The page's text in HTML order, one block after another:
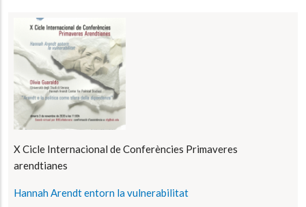
X Cicle Internacional de Conferències Primaveres
arendtianes
Hannah Arendt entorn la vulnerabilitat